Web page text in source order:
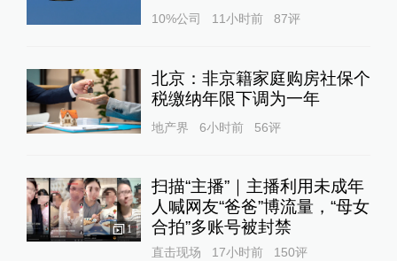
10%公司 11小时前 87评
北京：非京籍家庭购房社保个
税缴纳年限下调为一年
地产界 6小时前 56评
1
扫描“主播”｜主播利用未成年
人喊网友“爸爸”博流量，“母女
合拍”多账号被封禁
直击现场 17小时前 150评